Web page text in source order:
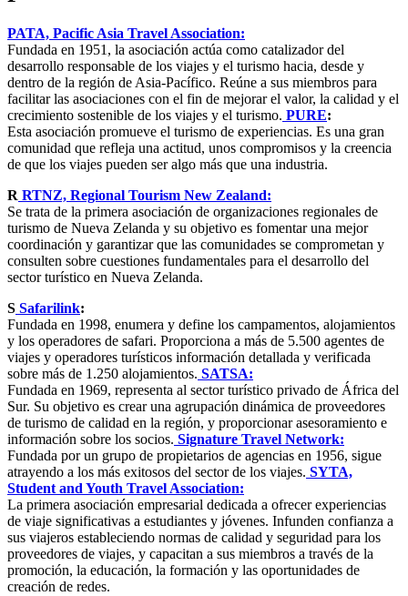
PATA, Pacific Asia Travel Association:
Fundada en 1951, la asociación actúa como catalizador del
desarrollo responsable de los viajes y el turismo hacia, desde y
dentro de la región de Asia-Pacífico. Reúne a sus miembros para
facilitar las asociaciones con el fin de mejorar el valor, la calidad y el
crecimiento sostenible de los viajes y el turismo. PURE:
Esta asociación promueve el turismo de experiencias. Es una gran
comunidad que refleja una actitud, unos compromisos y la creencia
de que los viajes pueden ser algo más que una industria.
R RTNZ, Regional Tourism New Zealand:
Se trata de la primera asociación de organizaciones regionales de
turismo de Nueva Zelanda y su objetivo es fomentar una mejor
coordinación y garantizar que las comunidades se comprometan y
consulten sobre cuestiones fundamentales para el desarrollo del
sector turístico en Nueva Zelanda.
S Safarilink:
Fundada en 1998, enumera y define los campamentos, alojamientos
y los operadores de safari. Proporciona a más de 5.500 agentes de
viajes y operadores turísticos información detallada y verificada
sobre más de 1.250 alojamientos. SATSA:
Fundada en 1969, representa al sector turístico privado de África del
Sur. Su objetivo es crear una agrupación dinámica de proveedores
de turismo de calidad en la región, y proporcionar asesoramiento e
información sobre los socios. Signature Travel Network:
Fundada por un grupo de propietarios de agencias en 1956, sigue
atrayendo a los más exitosos del sector de los viajes. SYTA,
Student and Youth Travel Association:
La primera asociación empresarial dedicada a ofrecer experiencias
de viaje significativas a estudiantes y jóvenes. Infunden confianza a
sus viajeros estableciendo normas de calidad y seguridad para los
proveedores de viajes, y capacitan a sus miembros a través de la
promoción, la educación, la formación y las oportunidades de
creación de redes.